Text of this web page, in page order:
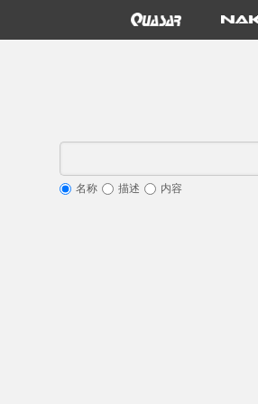
名称 描述 内容